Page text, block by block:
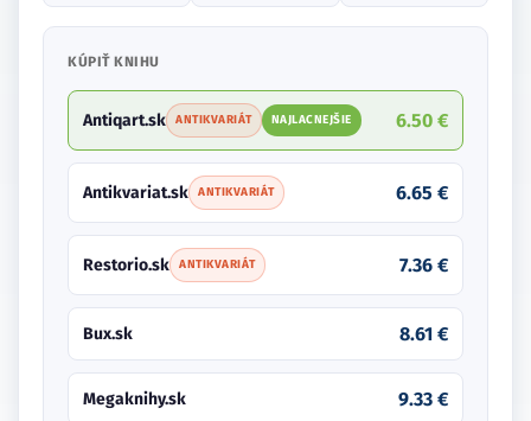
KÚPIŤ KNIHU
Antiqart.sk ANTIKVARIÁT NAJLACNEJŠIE 6.50 €
Antikvariat.sk ANTIKVARIÁT 6.65 €
Restorio.sk ANTIKVARIÁT 7.36 €
Bux.sk 8.61 €
Megaknihy.sk 9.33 €